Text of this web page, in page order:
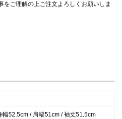
をご理解の上ご注文よろしくお願いしま
幅52.5cm / 肩幅51cm / 袖丈51.5cm